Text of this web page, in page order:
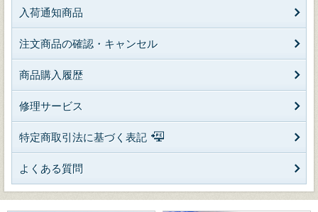
入荷通知商品
注文商品の確認・キャンセル
商品購入履歴
修理サービス
特定商取引法に基づく表記
よくある質問